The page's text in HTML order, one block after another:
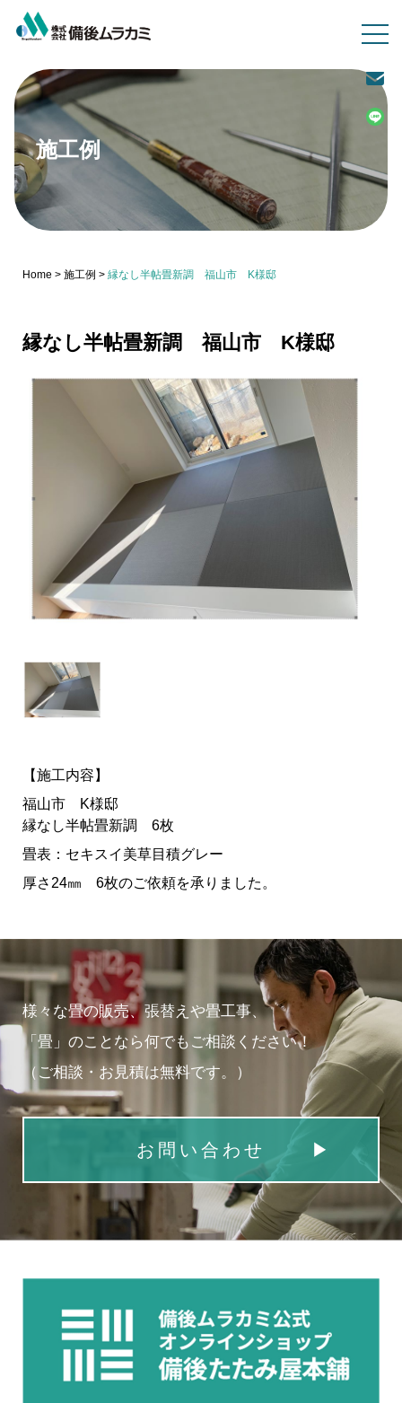
施工例
Home > 施工例 > 縁なし半帖畳新調 福山市 K様邸
縁なし半帖畳新調 福山市 K様邸
【施工内容】
福山市 K様邸
縁なし半帖畳新調 6枚
畳表：セキスイ美草目積グレー
厚さ24㎜ 6枚のご依頼を承りました。
様々な畳の販売、張替えや畳工事、
「畳」のことなら何でもご相談ください！
（ご相談・お見積は無料です。）
お問い合わせ